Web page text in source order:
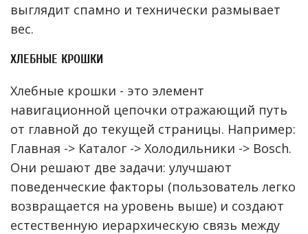
выглядит спамно и технически размывает
вес.
ХЛЕБНЫЕ КРОШКИ
Хлебные крошки - это элемент
навигационной цепочки отражающий путь
от главной до текущей страницы. Например:
Главная -> Каталог -> Холодильники -> Bosch.
Они решают две задачи: улучшают
поведенческие факторы (пользователь легко
возвращается на уровень выше) и создают
естественную иерархическую связь между